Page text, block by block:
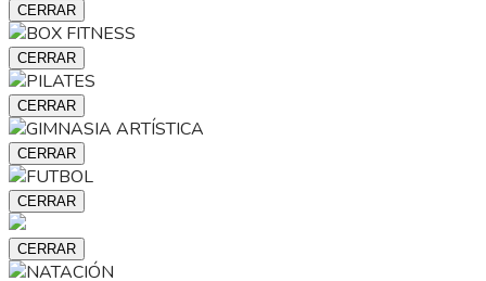
CERRAR
CERRAR
CERRAR
CERRAR
CERRAR
CERRAR